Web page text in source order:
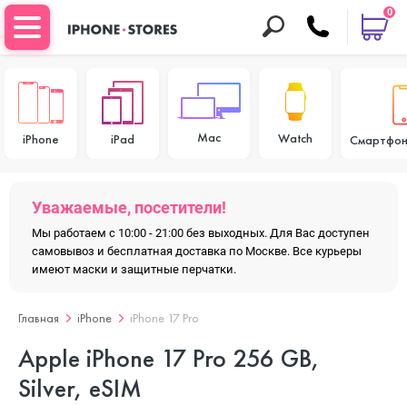
0
iPhone iPad Mac Watch
Уважаемые, посетители!
Мы работаем с 10:00 - 21:00 без выходных. Для Вас доступен
самовывоз и бесплатная доставка по Москве. Все курьеры
имеют маски и защитные перчатки.
Главная iPhone iPhone 17 Pro
Apple iPhone 17 Pro 256 GB,
Silver, eSIM